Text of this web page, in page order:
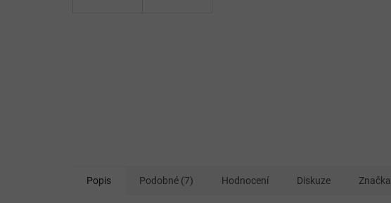
Popis Podobné (7) Hodnocení Diskuze Značka